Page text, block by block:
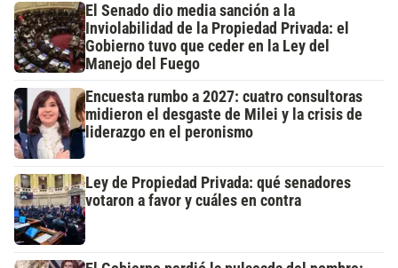
El Senado dio media sanción a la
Inviolabilidad de la Propiedad Privada: el
Gobierno tuvo que ceder en la Ley del
Manejo del Fuego
Encuesta rumbo a 2027: cuatro consultoras
midieron el desgaste de Milei y la crisis de
liderazgo en el peronismo
Ley de Propiedad Privada: qué senadores
votaron a favor y cuáles en contra